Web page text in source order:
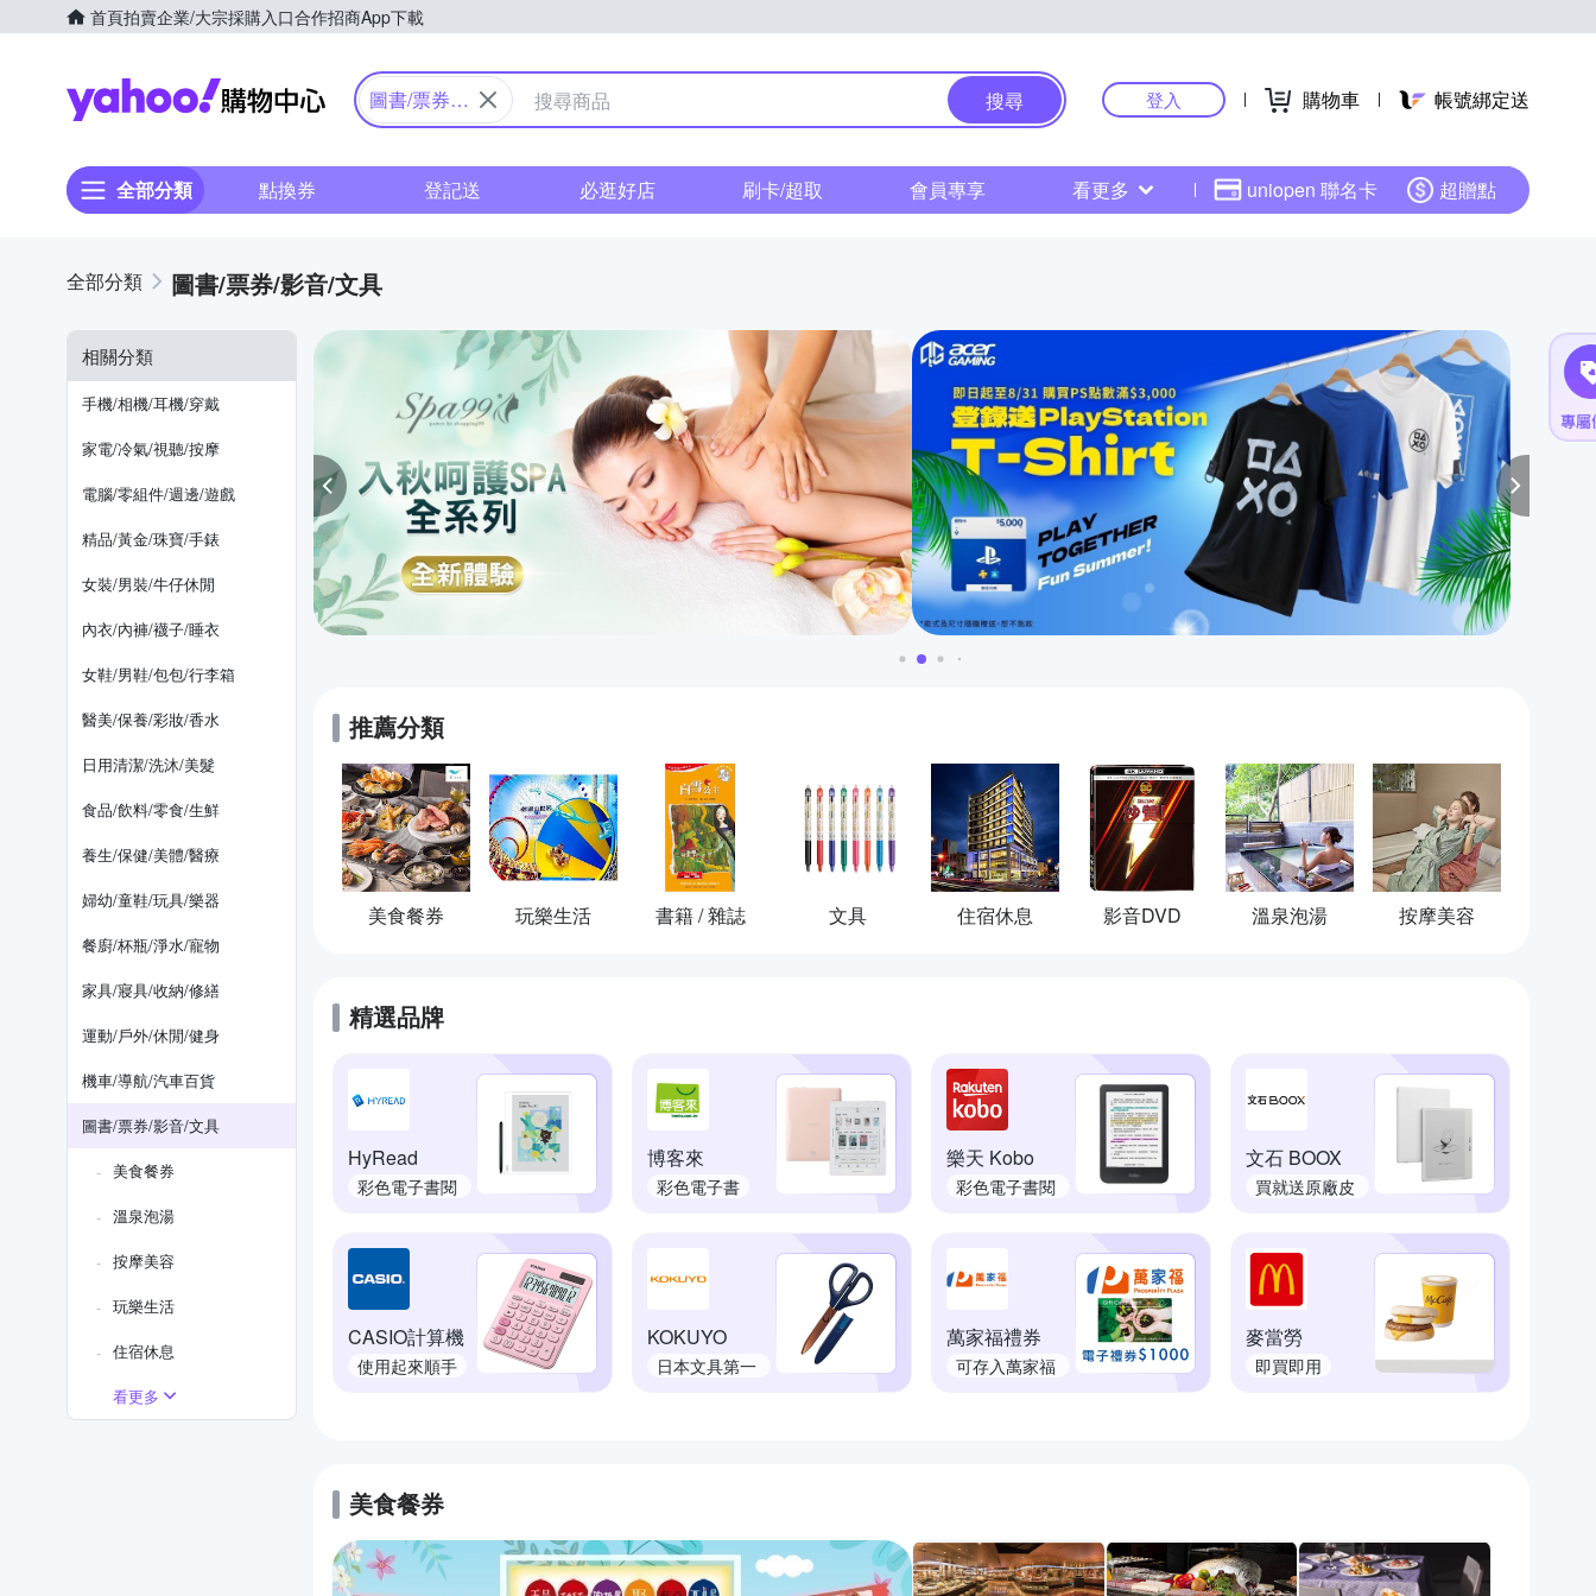
首頁拍賣企業/大宗採購入口合作招商App下載
Yahoo購物中心
圖書/票券/
搜尋 登入 購物車 帳號綁定送
全部分類 點換券 登記送 必逛好店 刷卡/超取 會員專享 看更多 uniopen 聯名卡 超贈點
圖書/票券/影音/文具
相關分類
手機/相機/耳機/穿戴
家電/冷氣/視聽/按摩
電腦/零組件/週邊/遊戲
精品/黃金/珠寶/手錶
女裝/男裝/牛仔休閒
內衣/內褲/襪子/睡衣
女鞋/男鞋/包包/行李箱
醫美/保養/彩妝/香水
日用清潔/洗沐/美髮
食品/飲料/零食/生鮮
養生/保健/美體/醫療
婦幼/童鞋/玩具/樂器
餐廚/杯瓶/淨水/寵物
家具/寢具/收納/修繕
運動/戶外/休閒/健身
機車/導航/汽車百貨
圖書/票券/影音/文具
美食餐券
溫泉泡湯
按摩美容
玩樂生活
住宿休息
看更多
推薦分類
美食餐券 玩樂生活 書籍 / 雜誌 文具 住宿休息 影音DVD 溫泉泡湯 按摩美容
精選品牌
HyRead
彩色電子書閱
博客來
彩色電子書
樂天 Kobo
彩色電子書閱
文石 BOOX
買就送原廠皮
CASIO計算機
使用起來順手
KOKUYO
日本文具第一
萬家福禮券
可存入萬家福
麥當勞
即買即用
美食餐券